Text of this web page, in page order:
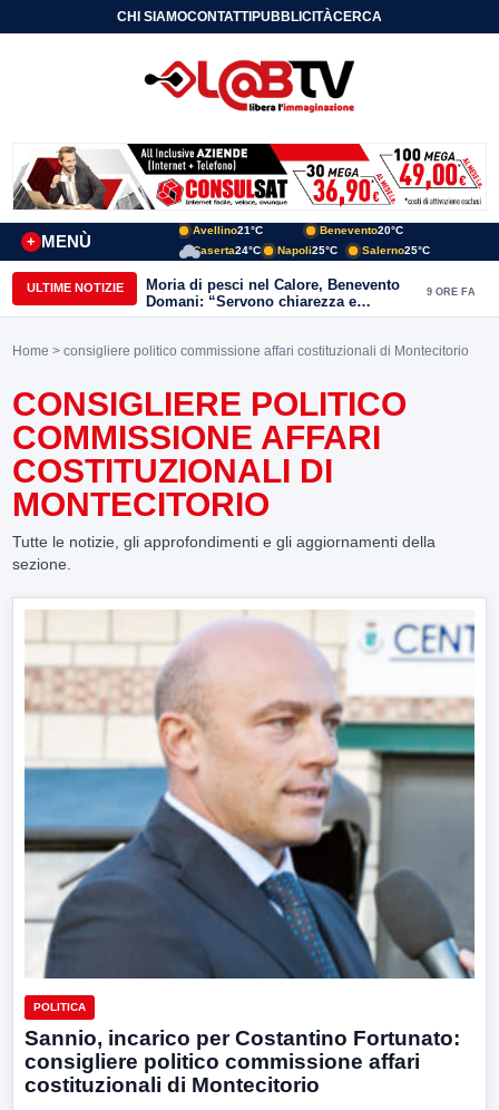
CHI SIAMOCONTATTIPUBBLICITÀCERCA
MENÙ
+
Avellino21°C Benevento20°C
Caserta24°C Napoli25°C Salerno25°C
ULTIME NOTIZIE
Moria di pesci nel Calore, Benevento
Domani: “Servono chiarezza e
approfondimenti sulla gestione
9 ORE FA
Home > consigliere politico commissione affari costituzionali di Montecitorio
CONSIGLIERE POLITICO
COMMISSIONE AFFARI
COSTITUZIONALI DI
MONTECITORIO
Tutte le notizie, gli approfondimenti e gli aggiornamenti della
sezione.
POLITICA
Sannio, incarico per Costantino Fortunato:
consigliere politico commissione affari
costituzionali di Montecitorio